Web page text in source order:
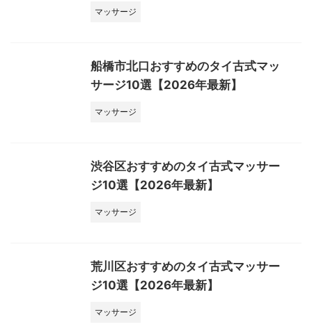
マッサージ
船橋市北口おすすめのタイ古式マッ
サージ10選【2026年最新】
マッサージ
渋谷区おすすめのタイ古式マッサー
ジ10選【2026年最新】
マッサージ
荒川区おすすめのタイ古式マッサー
ジ10選【2026年最新】
マッサージ